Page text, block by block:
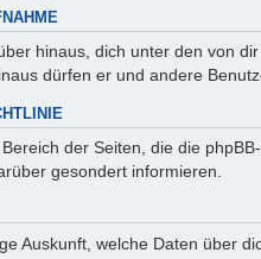
hinaus, dich unter den von
dürfen er und andere
der Seiten, die die
gesondert informieren.
Auskunft, welche Daten über